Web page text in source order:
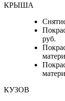
КРЫША
руб.
КУЗОВ